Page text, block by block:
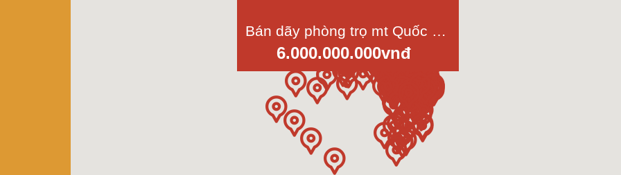
6.000.000.000vnđ